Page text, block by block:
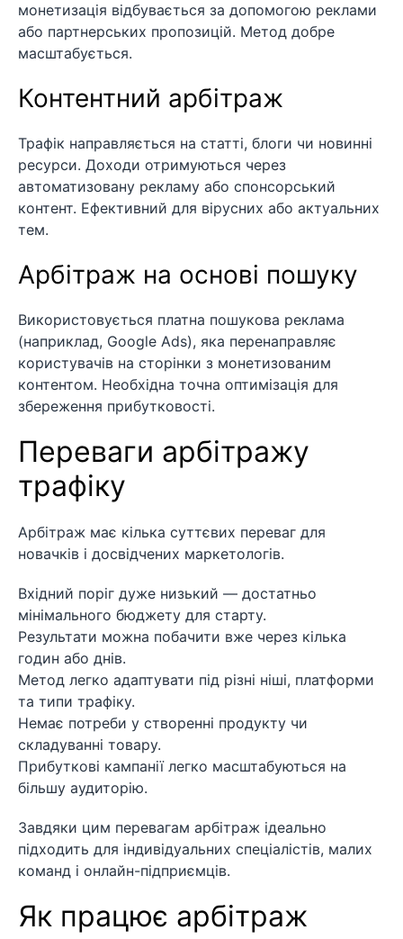
монетизація відбувається за допомогою реклами
або партнерських пропозицій. Метод добре
масштабується.
Контентний арбітраж
Трафік направляється на статті, блоги чи новинні
ресурси. Доходи отримуються через
автоматизовану рекламу або спонсорський
контент. Ефективний для вірусних або актуальних
тем.
Арбітраж на основі пошуку
Використовується платна пошукова реклама
(наприклад, Google Ads), яка перенаправляє
користувачів на сторінки з монетизованим
контентом. Необхідна точна оптимізація для
збереження прибутковості.
Переваги арбітражу
трафіку
Арбітраж має кілька суттєвих переваг для
новачків і досвідчених маркетологів.
Вхідний поріг дуже низький — достатньо
мінімального бюджету для старту.
Результати можна побачити вже через кілька
годин або днів.
Метод легко адаптувати під різні ніші, платформи
та типи трафіку.
Немає потреби у створенні продукту чи
складуванні товару.
Прибуткові кампанії легко масштабуються на
більшу аудиторію.
Завдяки цим перевагам арбітраж ідеально
підходить для індивідуальних спеціалістів, малих
команд і онлайн-підприємців.
Як працює арбітраж